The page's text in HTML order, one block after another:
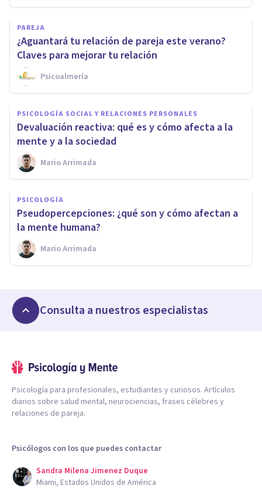
PAREJA
¿Aguantará tu relación de pareja este verano?
Claves para mejorar tu relación
Psicoalmería
PSICOLOGÍA SOCIAL Y RELACIONES PERSONALES
Devaluación reactiva: qué es y cómo afecta a la
mente y a la sociedad
Mario Arrimada
PSICOLOGÍA
Pseudopercepciones: ¿qué son y cómo afectan a
la mente humana?
Mario Arrimada
Consulta a nuestros especialistas
Psicología para profesionales, estudiantes y curiosos. Artículos
diarios sobre salud mental, neurociencias, frases célebres y
relaciones de pareja.
Psicólogos con los que puedes contactar
Sandra Milena Jimenez Duque
Miami, Estados Unidos de América